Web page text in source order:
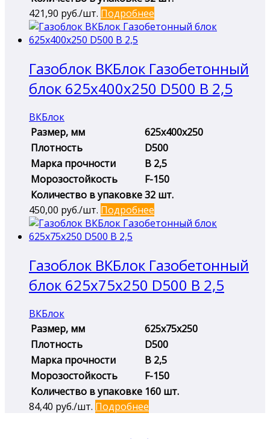
421,90 руб./шт. Подробнее
Газоблок ВКБлок Газобетонный
блок 625х400х250 D500 B 2,5
ВКБлок
Размер, мм
625х400х250
Плотность
D500
Марка прочности
B 2,5
Морозостойкость
F-150
Количество в упаковке32 шт.
450,00 руб./шт. Подробнее
Газоблок ВКБлок Газобетонный
блок 625х75х250 D500 B 2,5
ВКБлок
Размер, мм
625х75х250
Плотность
D500
Марка прочности
B 2,5
Морозостойкость
F-150
Количество в упаковке 160 шт.
84,40 руб./шт. Подробнее